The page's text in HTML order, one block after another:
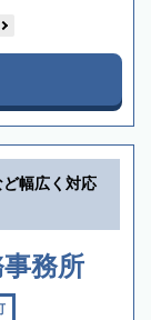
ど幅広く対応
務所